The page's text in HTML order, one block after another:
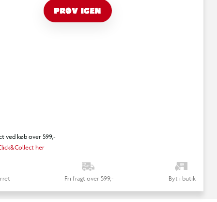
PRØV IGEN
ved køb over 599,-
her
Fri fragt over 599,- Byt i butik